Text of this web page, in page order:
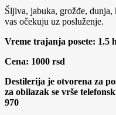
Šljiva, jabuka, grožđe, dunja,
vas očekuju uz posluženje.
Vreme trajanja posete: 1.5
Cena: 1000 rsd
Destilerija je otvorena za
za obilazak se vrše
970